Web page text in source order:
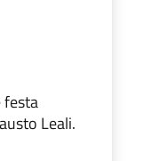
festa
Leali.